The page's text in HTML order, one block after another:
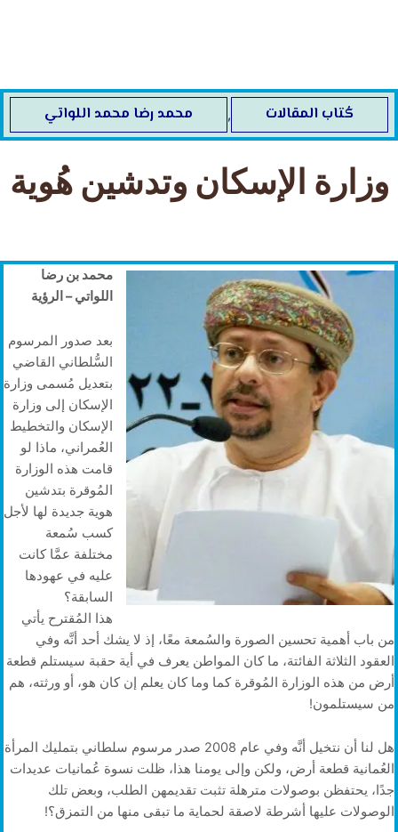
كُتاب المقالات , محمد رضا محمد اللواتي
وزارة الإسكان وتدشين هُوية
محمد بن رضا
اللواتي – الرؤية
بعد صدور المرسوم
السُّلطاني القاضي
بتعديل مُسمى وزارة
الإسكان إلى وزارة
الإسكان والتخطيط
العُمراني، ماذا لو
قامت هذه الوزارة
المُوقرة بتدشين
هوية جديدة لها لأجل
كسب سُمعة
مختلفة عمَّا كانت
عليه في عهودها
السابقة؟
هذا المُقترح يأتي
من باب أهمية تحسين الصورة والسُمعة معًا، إذ لا يشك أحد أنَّه وفي
العقود الثلاثة الفائتة، ما كان المواطن يعرف في أية حقبة سيستلم قطعة
أرض من هذه الوزارة المُوقرة كما وما كان يعلم إن كان هو، أو ورثته، هم
من سيستلمون!
هل لنا أن نتخيل أنَّه وفي عام 2008 صدر مرسوم سلطاني بتمليك المرأة
العُمانية قطعة أرض، ولكن وإلى يومنا هذا، ظلت نسوة عُمانيات عديدات
جدًا، يحتفظن بوصولات مترهلة تثبت تقديمهن الطلب، وبعض تلك
الوصولات عليها أشرطة لاصقة لحماية ما تبقى منها من التمزق؟!